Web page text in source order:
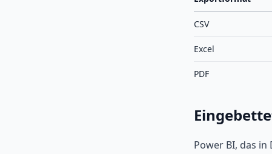
CSV
Excel
PDF
Power BI, das